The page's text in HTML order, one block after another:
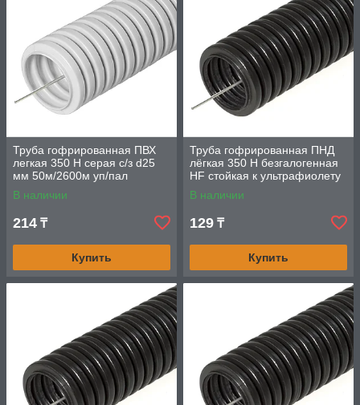
Труба гофрированная ПВХ
легкая 350 Н серая с/з d25
мм 50м/2600м уп/пал
Промрукав
В наличии
214 ₸
Купить
Труба гофрированная ПНД
лёгкая 350 Н безгалогенная
HF стойкая к ультрафиолету
черная с/з d16 мм
100м/5500м
В наличии
129 ₸
Купить